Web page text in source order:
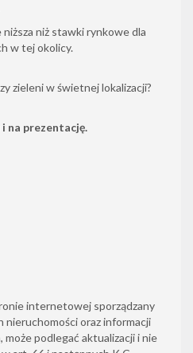
niż stawki rynkowe dla
w tej okolicy.
zieleni w świetnej lokalizacji?
na prezentację.
internetowej sporządzany
oraz informacji
może podlegać aktualizacji i nie